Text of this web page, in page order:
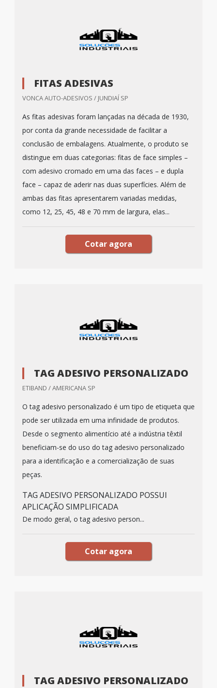
FITAS ADESIVAS
VONCA AUTO-ADESIVOS / JUNDIAÍ SP
As fitas adesivas foram lançadas na década de 1930,
por conta da grande necessidade de facilitar a
conclusão de embalagens. Atualmente, o produto se
distingue em duas categorias: fitas de face simples –
com adesivo cromado em uma das faces – e dupla
face – capaz de aderir nas duas superfícies. Além de
ambas das fitas apresentarem variadas medidas,
como 12, 25, 45, 48 e 70 mm de largura, elas...
Cotar agora
TAG ADESIVO PERSONALIZADO
ETIBAND / AMERICANA SP
O tag adesivo personalizado é um tipo de etiqueta que
pode ser utilizada em uma infinidade de produtos.
Desde o segmento alimentício até a indústria têxtil
beneficiam-se do uso do tag adesivo personalizado
para a identificação e a comercialização de suas
peças.
TAG ADESIVO PERSONALIZADO POSSUI
APLICAÇÃO SIMPLIFICADA
De modo geral, o tag adesivo person...
Cotar agora
TAG ADESIVO PERSONALIZADO